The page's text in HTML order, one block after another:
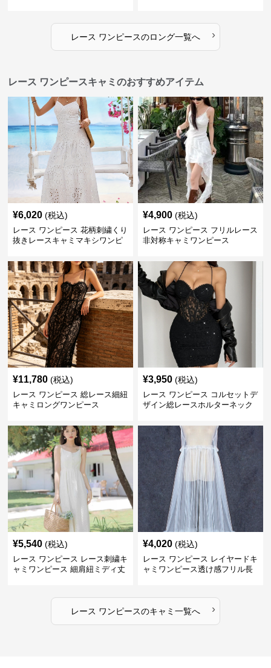
レース ワンピースのロング一覧へ ›
レース ワンピースキャミのおすすめアイテム
¥6,020 (税込)
レース ワンピース 花柄刺繍くり
抜きレースキャミマキシワンピ
¥4,900 (税込)
レース ワンピース フリルレース
非対称キャミワンピース
¥11,780 (税込)
レース ワンピース 総レース細紐
キャミロングワンピース
¥3,950 (税込)
レース ワンピース コルセットデ
ザイン総レースホルターネック
¥5,540 (税込)
レース ワンピース レース刺繍キ
ャミワンピース 細肩紐ミディ丈
¥4,020 (税込)
レース ワンピース レイヤードキ
ャミワンピース透け感フリル長
レース ワンピースのキャミ 一覧へ ›